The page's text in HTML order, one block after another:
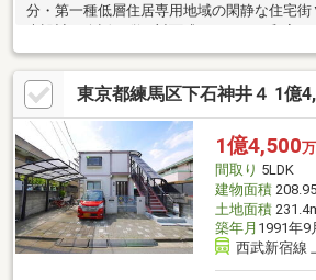
分・第一種低層住居専用地域の閑静な住宅街
間としても使いやすい2WAY仕様・各洋室・
節物等の収納が可能なグルニエ有・2箇所に
当りの良いお庭付・駐車場有(車種による)▼
ニタ付インターホン▼周辺環境・マルエツ上
(約330m)■ ご希望の住まい探しをお手伝いし
━━━━━・・・物件の詳細・ご相談はお気
ださい。
東京都練馬区下石神井４ 1億
1億4,500
間取り 5LDK
建物面積
土地面積
築年月 1991年9
西武新宿線